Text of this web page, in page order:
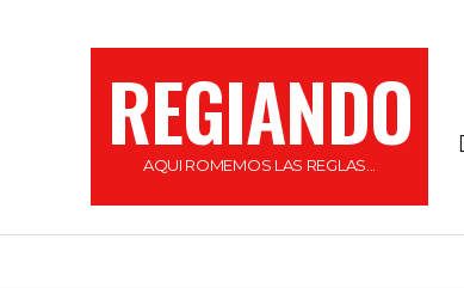
REGIANDO
AQUI ROMEMOS LAS REGLAS...